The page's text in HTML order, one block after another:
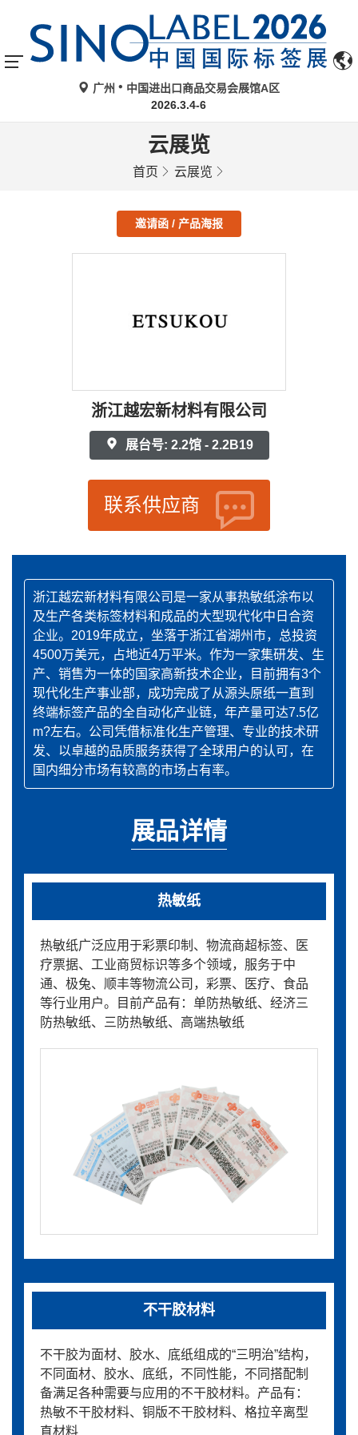
广州
中国进出口商品交易会展馆A区
2026.3.4-6
云展览
首页 云展览
邀请函 / 产品海报
浙江越宏新材料有限公司
展台号: 2.2馆 - 2.2B19
联系供应商
浙江越宏新材料有限公司是一家从事热敏纸涂布以
及生产各类标签材料和成品的大型现代化中日合资
企业。2019年成立，坐落于浙江省湖州市，总投资
4500万美元，占地近4万平米。作为一家集研发、生
产、销售为一体的国家高新技术企业，目前拥有3个
现代化生产事业部，成功完成了从源头原纸一直到
终端标签产品的全自动化产业链，年产量可达7.5亿
m?左右。公司凭借标准化生产管理、专业的技术研
发、以卓越的品质服务获得了全球用户的认可，在
国内细分市场有较高的市场占有率。
展品详情
热敏纸
热敏纸广泛应用于彩票印制、物流商超标签、医
疗票据、工业商贸标识等多个领域，服务于中
通、极兔、顺丰等物流公司，彩票、医疗、食品
等行业用户。目前产品有：单防热敏纸、经济三
防热敏纸、三防热敏纸、高端热敏纸
不干胶材料
不干胶为面材、胶水、底纸组成的“三明治”结构，
不同面材、胶水、底纸，不同性能，不同搭配制
备满足各种需要与应用的不干胶材料。产品有：
热敏不干胶材料、铜版不干胶材料、格拉辛离型
直材料